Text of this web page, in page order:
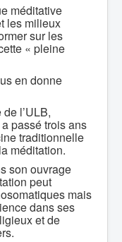
méditative
les milieux
sur les
« pleine
en donne
l’ULB,
passé trois ans
traditionnelle
méditation.
son ouvrage
peut
mais
dans ses
et de